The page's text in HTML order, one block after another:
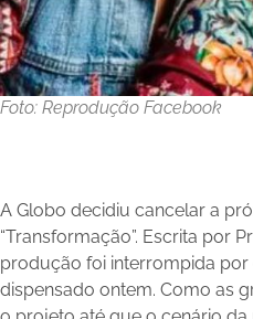
Foto: Reprodução Facebook
A Globo decidiu cancelar a
“Transformação”. Escrita por
produção foi interrompida
dispensado ontem. Como as